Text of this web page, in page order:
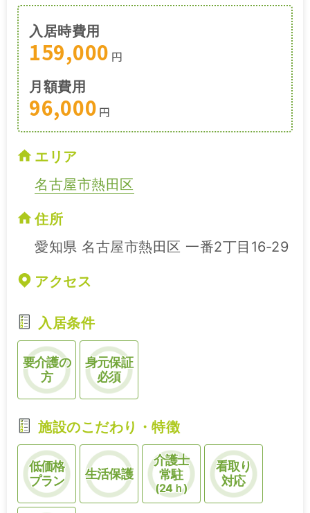
入居時費用
159,000 円
月額費用
96,000 円
エリア
名古屋市熱田区
住所
愛知県 名古屋市熱田区 一番2丁目16‐29
アクセス
入居条件
要介護の
方
身元保証
必須
施設のこだわり・特徴
低価格
プラン
生活保護
介護士
常駐
(24ｈ)
看取り
対応